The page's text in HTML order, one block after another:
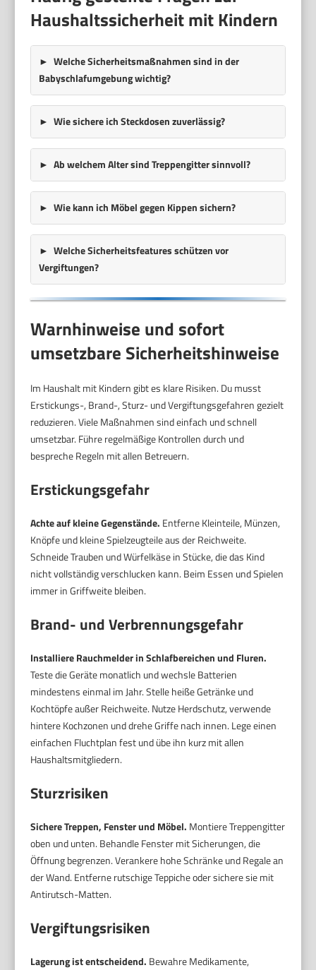
Haushaltssicherheit mit Kindern
Welche Sicherheitsmaßnahmen sind in der
Babyschlafumgebung wichtig?
Wie sichere ich Steckdosen zuverlässig?
Ab welchem Alter sind Treppengitter sinnvoll?
Wie kann ich Möbel gegen Kippen sichern?
Welche Sicherheitsfeatures schützen vor
Vergiftungen?
Warnhinweise und sofort
umsetzbare Sicherheitshinweise
Im Haushalt mit Kindern gibt es klare Risiken. Du musst
Erstickungs-, Brand-, Sturz- und Vergiftungsgefahren gezielt
reduzieren. Viele Maßnahmen sind einfach und schnell
umsetzbar. Führe regelmäßige Kontrollen durch und
bespreche Regeln mit allen Betreuern.
Erstickungsgefahr
Achte auf kleine Gegenstände. Entferne Kleinteile, Münzen,
Knöpfe und kleine Spielzeugteile aus der Reichweite.
Schneide Trauben und Würfelkäse in Stücke, die das Kind
nicht vollständig verschlucken kann. Beim Essen und Spielen
immer in Griffweite bleiben.
Brand- und Verbrennungsgefahr
Installiere Rauchmelder in Schlafbereichen und Fluren.
Teste die Geräte monatlich und wechsle Batterien
mindestens einmal im Jahr. Stelle heiße Getränke und
Kochtöpfe außer Reichweite. Nutze Herdschutz, verwende
hintere Kochzonen und drehe Griffe nach innen. Lege einen
einfachen Fluchtplan fest und übe ihn kurz mit allen
Haushaltsmitgliedern.
Sturzrisiken
Sichere Treppen, Fenster und Möbel. Montiere Treppengitter
oben und unten. Behandle Fenster mit Sicherungen, die
Öffnung begrenzen. Verankere hohe Schränke und Regale an
der Wand. Entferne rutschige Teppiche oder sichere sie mit
Antirutsch-Matten.
Vergiftungsrisiken
Lagerung ist entscheidend. Bewahre Medikamente,